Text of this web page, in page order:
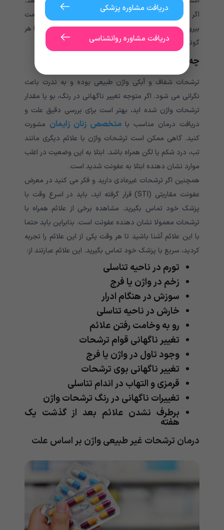
اگر متوجه بویی از ناحیه تناسلی خود شدید، به سادگی قسمت
بیرونی واژن (به نام فرج) را با آب و صابون ملایم بشویید تا هر
گونه بو از بین برود.
چه زمانی ترشحات آبکی واژن خطرناک است؟
ترشحات شفاف و آبکی واژن طبیعی بوده و به ندرت باعث
نگرانی می شود. اگر متوجه تغییر ناگهانی در رنگ، بو یا مقدار
ترشحات واژن شده‌ اید، بهتر است برای بررسی دقیق علت و
دریافت درمان مناسب بامتخصص زنان زایمان مشورت
کنید. گاهی ممکن است ترشحات واژن با علائم دیگری مانند
تب، درد شکم یا لگن همراه باشد. ابتلا به این وضعیت در اغلب
موارد نشان دهنده ابتلا به عفونت شدید است.
همچنین اگر ترشحات غیرعادی دارید و فکر می کنید در معرض
عفونت مقاربتی (STI) قرار گرفته اید، باید در اسرع وقت با
پزشک خود تماس بگیرید. مشاهده برخی از علائم همراه با
ترشحات معمولا نشان دهنده عفونت است. بنابراین باید حتما
با این علائم آشنا باشید تا هر وقت یکی از این علائم را تجربه
کردید، سریع با پزشک خود تماس بگیرید. این علائم عبارتند از:
تورم در ناحیه تناسلی
زخم در واژن یا فرج
سوزش در هنگام ادرار
خارش در ناحیه تناسلی
رو به وخامت رفتن علائم
تغییر ناگهانی قوام ترشحات
وجود تاول در واژن یا فرج
تغییر ناگهانی بوی ترشحات
قرمزی و التهاب در اندام تناسلی
تغییرات ناگهانی در رنگ ترشحات واژن
برطرف نشدن علائم بعد از گذشت یک
هفته
درمان ترشحات غیر طبیعی واژن بر اساس علت
دریافت مشاوره پزشکی
دریافت مشاوره روانشناسی